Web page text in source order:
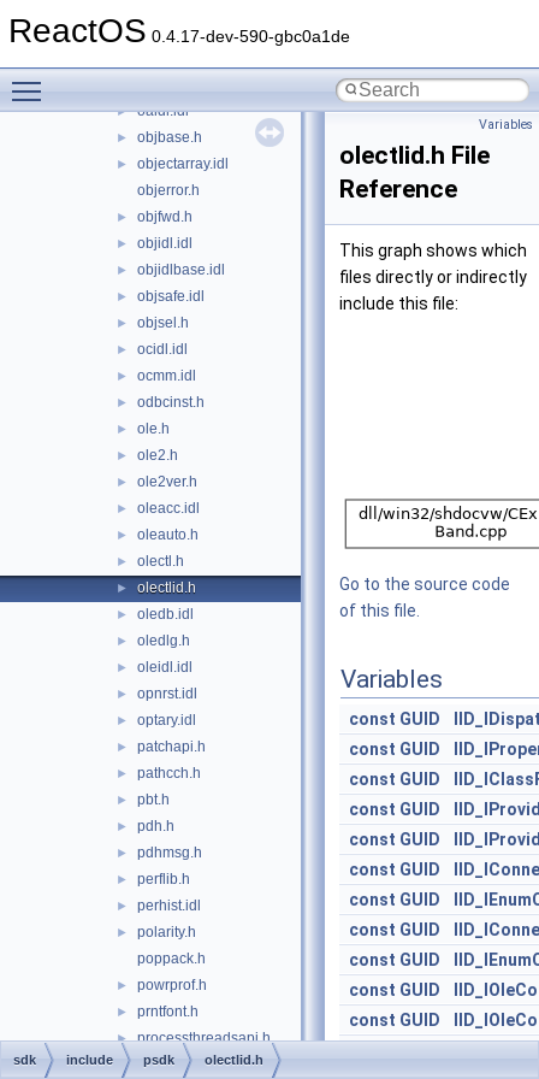
ReactOS 0.4.17-dev-590-gbc0a1de
► ntsecpkg.h
► oaidl.idl
► objbase.h
►
objectarray.idl
objerror.h
► objfwd.h
► objidl.idl
► objidlbase.idl
► objsafe.idl
► objsel.h
► ocidl.idl
► ocmm.idl
► odbcinst.h
► ole.h
► ole2.h
► ole2ver.h
► oleacc.idl
► oleauto.h
► olectl.h
► olectlid.h
► oledb.idl
► oledlg.h
► oleidl.idl
► opnrst.idl
► optary.idl
► patchapi.h
► pathcch.h
► pbt.h
► pdh.h
► pdhmsg.h
► perflib.h
► perhist.idl
►
polarity.h
poppack.h
► powrprof.h
► prntfont.h
► processthreadsapi.h
► propidl.idl
Variables
olectlid.h File
Reference
This graph shows which
files directly or indirectly
include this file:
Go to the source code
of this file.
Variables
const GUID
const GUID
const GUID
const GUID
const GUID
const GUID
const GUID
const GUID
const GUID
const GUID
const GUID
sdk include psdk olectlid.h